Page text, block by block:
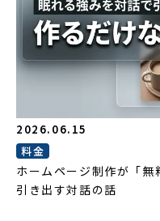
2026.06.15
料金
ホームページ制作が「無
引き出す対話の話